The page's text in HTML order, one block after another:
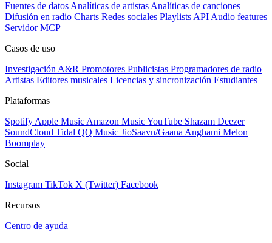
Fuentes de datos Analíticas de artistas Analíticas de canciones
Difusión en radio Charts Redes sociales Playlists API Audio features
Servidor MCP
Casos de uso
Investigación A&R Promotores Publicistas Programadores de radio
Artistas Editores musicales Licencias y sincronización Estudiantes
Plataformas
Spotify Apple Music Amazon MusicYouTube Shazam Deezer
SoundCloud Tidal QQ Music JioSaavn/Gaana Anghami Melon
Boomplay
Social
Instagram TikTok X (Twitter) Facebook
Recursos
Centro de ayuda